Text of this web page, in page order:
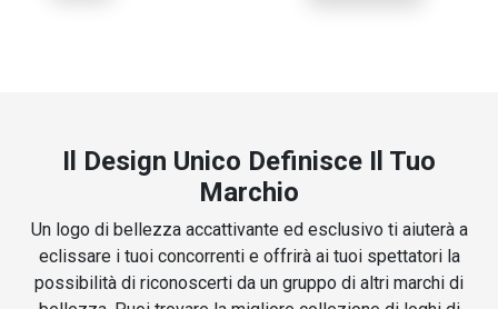
Il Design Unico Definisce Il Tuo
Marchio
Un logo di bellezza accattivante ed esclusivo ti aiuterà a
eclissare i tuoi concorrenti e offrirà ai tuoi spettatori la
possibilità di riconoscerti da un gruppo di altri marchi di